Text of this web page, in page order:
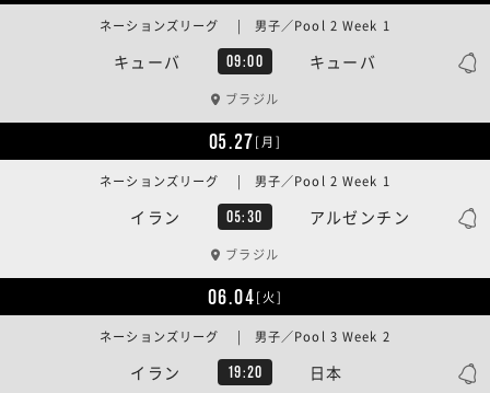
キューバ 09:00 キューバ
ネーションズリーグ | 男子／Pool 2 Week 1
ブラジル
05.27[月]
イラン 05:30 アルゼンチン
ネーションズリーグ | 男子／Pool 2 Week 1
ブラジル
06.04[火]
イラン 19:20 日本
ネーションズリーグ | 男子／Pool 3 Week 2